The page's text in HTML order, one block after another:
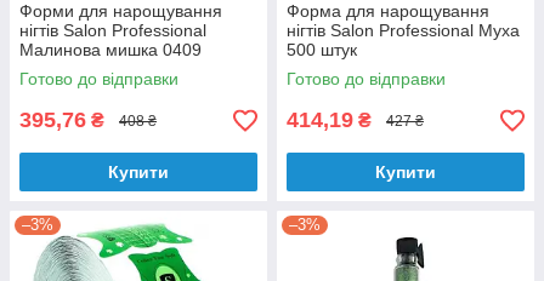
Форми для нарощування
нігтів Salon Professional
Малинова мишка 0409
Готово до відправки
395,76 ₴ 408 ₴
Купити
Форма для нарощування
нігтів Salon Professional Муха
500 штук
Готово до відправки
414,19 ₴ 427 ₴
Купити
–3% –3%